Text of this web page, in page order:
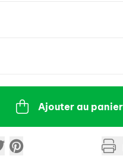
Ajouter au panier